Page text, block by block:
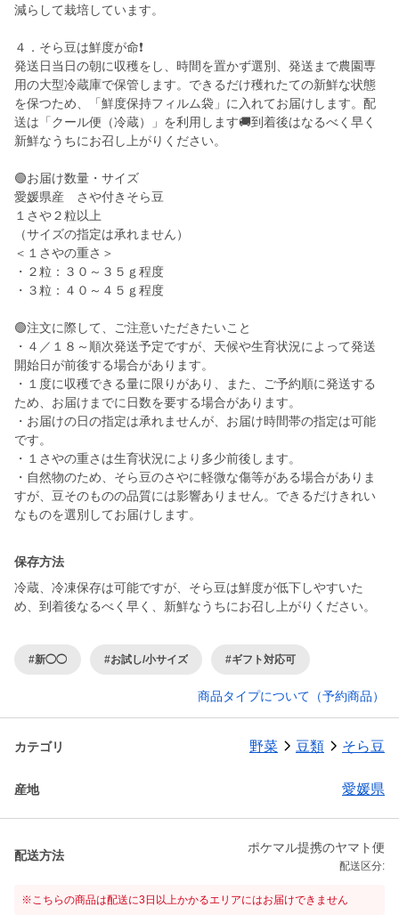
減らして栽培しています。
４．そら豆は鮮度が命❗
発送日当日の朝に収穫をし、時間を置かず選別、発送まで農園専
用の大型冷蔵庫で保管します。できるだけ穫れたての新鮮な状態
を保つため、「鮮度保持フィルム袋」に入れてお届けします。配
送は「クール便（冷蔵）」を利用します🚚到着後はなるべく早く
新鮮なうちにお召し上がりください。
🟢お届け数量・サイズ
愛媛県産 さや付きそら豆
１さや２粒以上
（サイズの指定は承れません）
＜１さやの重さ＞
・２粒：３０～３５ｇ程度
・３粒：４０～４５ｇ程度
🟢注文に際して、ご注意いただきたいこと
・４／１８～順次発送予定ですが、天候や生育状況によって発送
開始日が前後する場合があります。
・１度に収穫できる量に限りがあり、また、ご予約順に発送する
ため、お届けまでに日数を要する場合があります。
・お届けの日の指定は承れませんが、お届け時間帯の指定は可能
です。
・１さやの重さは生育状況により多少前後します。
・自然物のため、そら豆のさやに軽微な傷等がある場合がありま
すが、豆そのものの品質には影響ありません。できるだけきれい
なものを選別してお届けします。
保存方法
冷蔵、冷凍保存は可能ですが、そら豆は鮮度が低下しやすいた
め、到着後なるべく早く、新鮮なうちにお召し上がりください。
#新◯◯ #お試し/小サイズ #ギフト対応可
商品タイプについて（予約商品）
カテゴリ 野菜 豆類 そら豆
産地 愛媛県
配送方法
ポケマル提携のヤマト便
配送区分:
※こちらの商品は配送に3日以上かかるエリアにはお届けできません